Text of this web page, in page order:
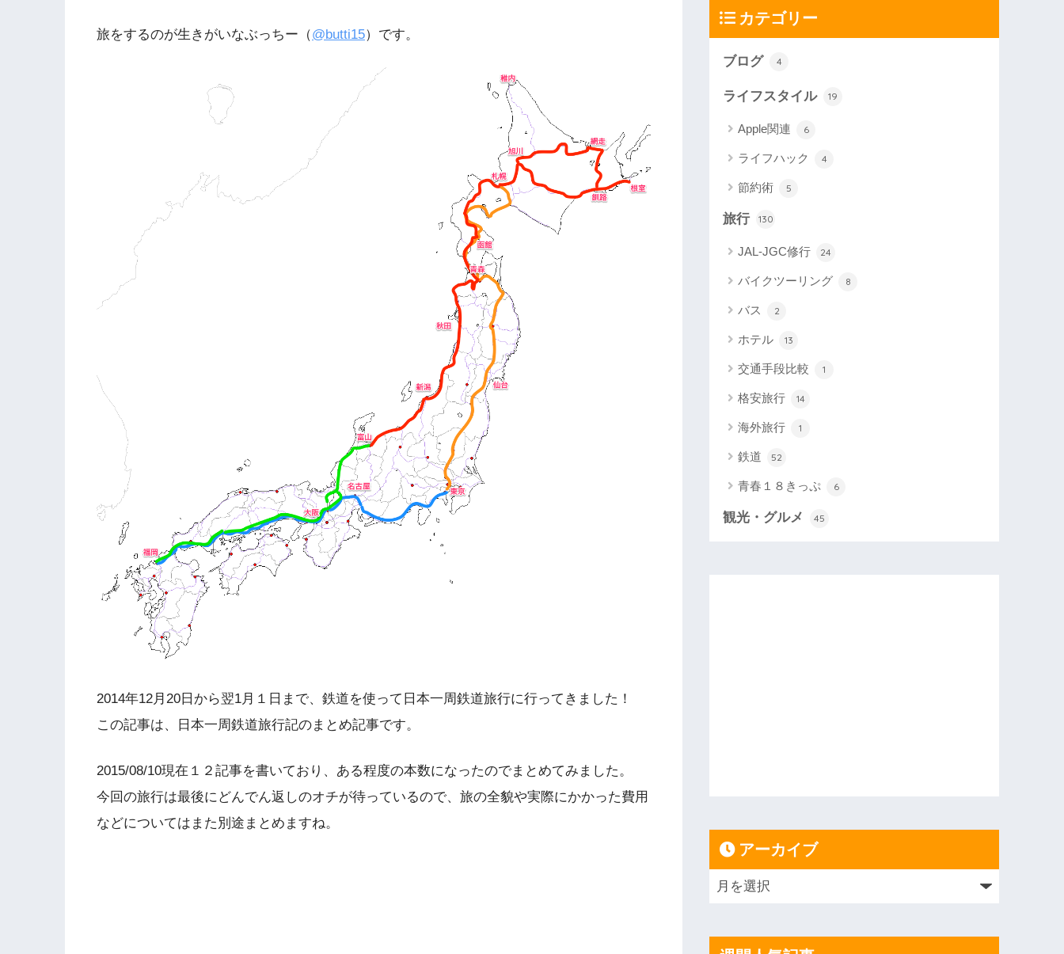
旅をするのが生きがいなぶっちー（@butti15）です。
2014年12月20日から翌1月１日まで、鉄道を使って日本一周鉄道旅行に行ってきました！
この記事は、日本一周鉄道旅行記のまとめ記事です。
2015/08/10現在１２記事を書いており、ある程度の本数になったのでまとめてみました。
今回の旅行は最後にどんでん返しのオチが待っているので、旅の全貌や実際にかかった費用
などについてはまた別途まとめますね。
カテゴリー
ブログ 4
ライフスタイル 19
Apple関連 6
ライフハック 4
節約術 5
旅行 130
JAL-JGC修行 24
バイクツーリング 8
バス 2
ホテル 13
交通手段比較 1
格安旅行 14
海外旅行 1
鉄道 52
青春１８きっぷ 6
観光・グルメ 45
アーカイブ